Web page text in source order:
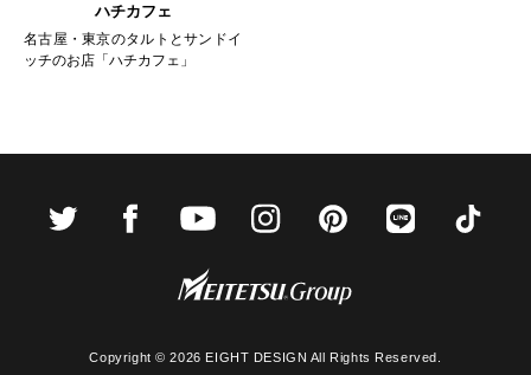
ハチカフェ
名古屋・東京のタルトとサンドイ
ッチのお店「ハチカフェ」
Copyright ©2026 EIGHT DESIGN All Rights Reserved.